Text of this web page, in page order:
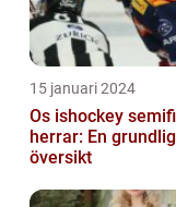
15 januari 2024
Os ishockey
herrar: En grundlig
översikt